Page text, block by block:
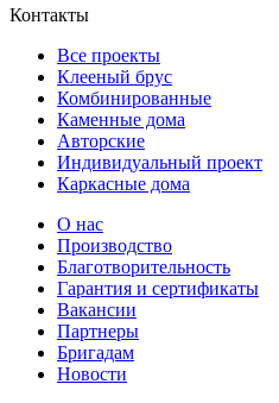
Контакты
Все проекты
Клееный брус
Комбинированные
Каменные дома
Авторские
Индивидуальный проект
Каркасные дома
О нас
Производство
Благотворительность
Гарантия и сертификаты
Вакансии
Партнеры
Бригадам
Новости